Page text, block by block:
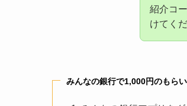
紹介コ
けてく
みんなの銀行で1,000円のもら